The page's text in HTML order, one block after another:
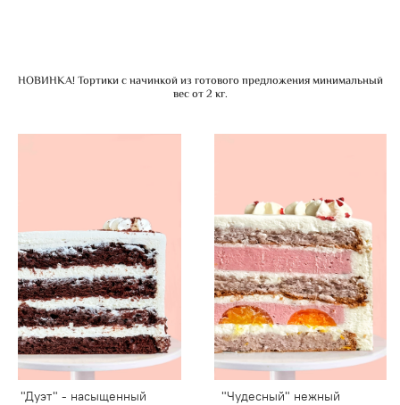
НОВИНКА! Тортики с начинкой из готового предложения минимальный
вес от 2 кг.
"Дуэт" - насыщенный
"Чудесный" нежный